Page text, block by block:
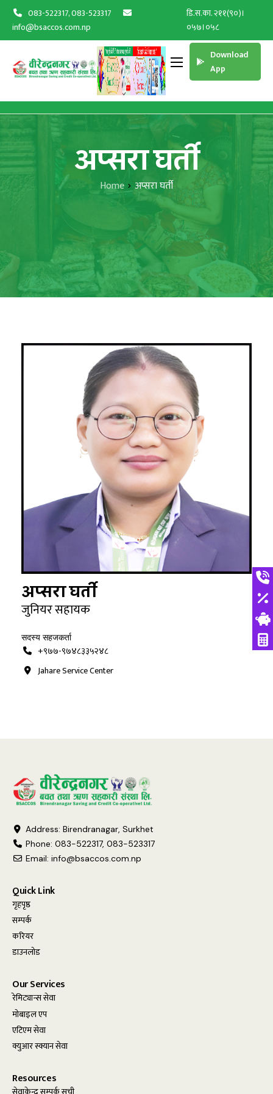
083-522317, 083-523317
info@bsaccos.com.np
डि.स.का. २११(९०)।
०५७।०५८
Download
App
अप्सरा घर्ती
Home अप्सरा घर्ती
अप्सरा घर्ती
जुनियर सहायक
सदस्य सहजकर्ता
+९७७-९७४८३३५२४८
Jahare Service Center
Address: Birendranagar, Surkhet
Phone: 083-522317, 083-523317
Email: info@bsaccos.com.np
Quick Link
गृहपृष्ठ
सम्पर्क
करियर
डाउनलोड
Our Services
रेमिट्यान्स सेवा
मोबाइल एप
एटिएम सेवा
क्युआर स्क्यान सेवा
Resources